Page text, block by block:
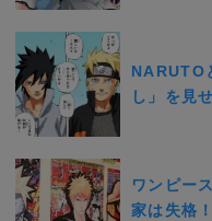
NARUTO
し」を見
ワンピー
家は失格